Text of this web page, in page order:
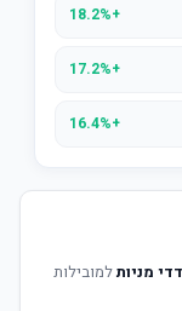
+18.2%
+17.2%
+16.4%
מניותלמובילות